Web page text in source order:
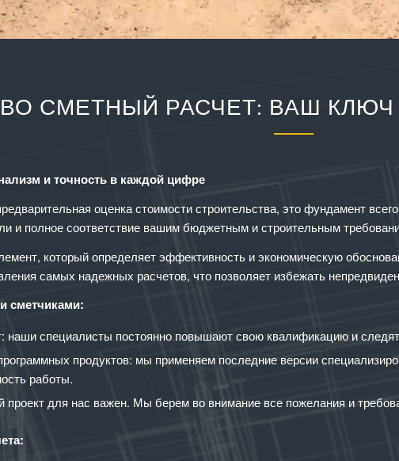
СМЕТНЫЙ РАСЧЕТ: ВАШ
и точность в каждой цифре
оценка стоимости строительства, это фундамент
и полное соответствие вашим бюджетным и строительным
который определяет эффективность и экономическую
самых надежных расчетов, что позволяет избежать
сметчиками:
специалисты постоянно повышают свою квалификацию и
продуктов: мы применяем последние версии
работы.
для нас важен. Мы берем во внимание все пожелания и